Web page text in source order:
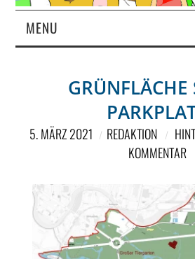
MENU
MAGAZIN
ÜBER UNS
NETZWERK
SPONSORING
GRÜNFLÄCHE
5. MÄRZ 2021 REDAKTION
KOMMENTAR